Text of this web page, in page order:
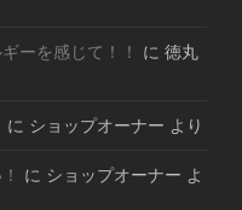
ーを感じて！！ に 徳丸
に ショップオーナー より
に ショップオーナー よ